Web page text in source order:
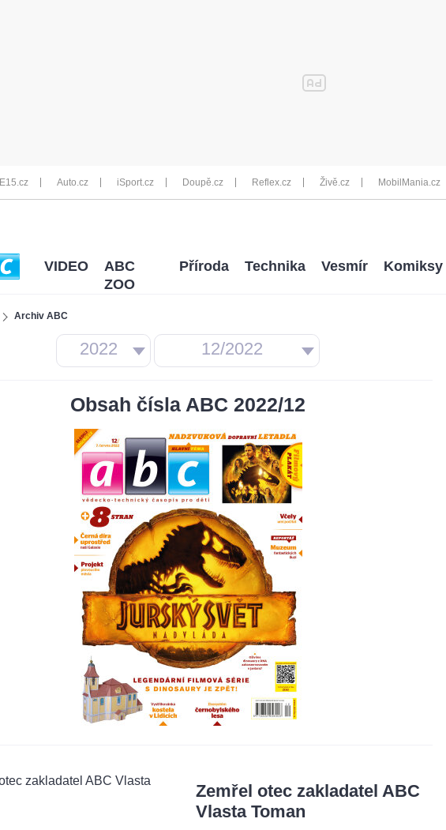
E15.cz Auto.cz iSport.cz Doupě.cz Reflex.cz Živě.cz MobilMania.cz
Archiv ABC
VIDEO
ABC
ZOO
Příroda Technika Vesmír Komiksy
2022 12/2022
Obsah čísla ABC 2022/12
Zemřel otec zakladatel ABC
Vlasta Toman